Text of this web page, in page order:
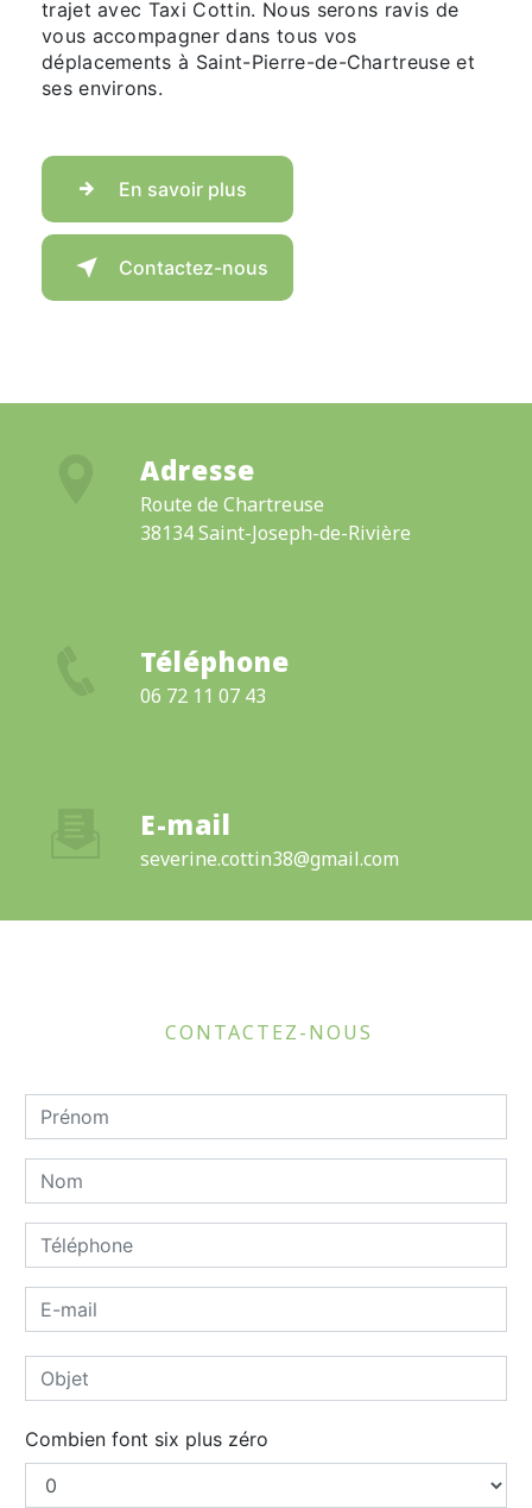
trajet avec Taxi Cottin. Nous serons ravis de
vous accompagner dans tous vos
déplacements à Saint-Pierre-de-Chartreuse et
ses environs.
En savoir plus
Contactez-nous
Adresse
Route de Chartreuse
38134 Saint-Joseph-de-Rivière
Téléphone
06 72 11 07 43
E-mail
severine.cottin38@gmail.com
CONTACTEZ-NOUS
Combien font six plus zéro